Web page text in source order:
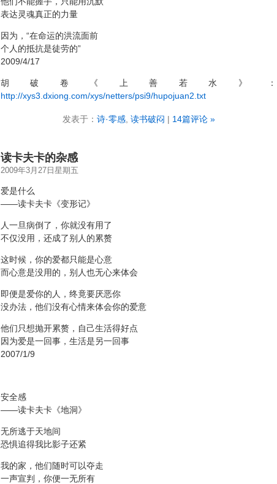
表达灵魂真正的力量
因为，“在命运的洪流面前
个人的抵抗是徒劳的”
2009/4/17
胡破卷《上善若水》：
http://xys3.dxiong.com/xys/netters/psi9/hupojuan2.txt
发表于： 诗·零感, 读书破闷 | 14篇评论 »
读卡夫卡的杂感
2009年3月27日星期五
爱是什么
——读卡夫卡《变形记》
人一旦病倒了，你就没有用了
不仅没用，还成了别人的累赘
这时候，你的爱都只能是心意
而心意是没用的，别人也无心来体会
即便是爱你的人，终竟要厌恶你
没办法，他们没有心情来体会你的爱意
他们只想抛开累赘，自己生活得好点
因为爱是一回事，生活是另一回事
2007/1/9
安全感
——读卡夫卡《地洞》
无所逃于天地间
恐惧追得我比影子还紧
我的家，他们随时可以夺走
一声宣判，你便一无所有